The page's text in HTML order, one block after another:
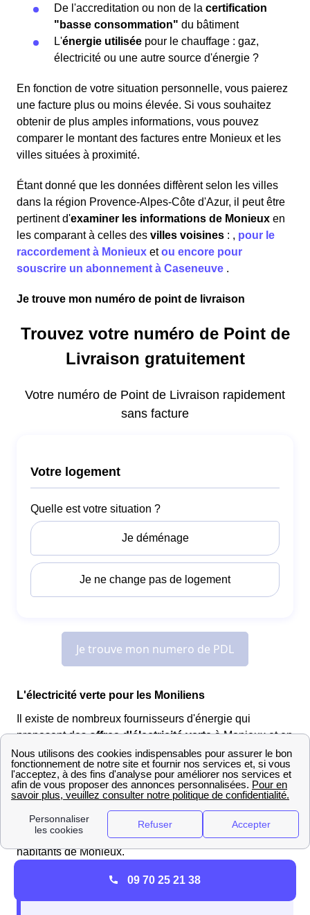
De l'accreditation ou non de la certification
"basse consommation" du bâtiment
L'énergie utilisée pour le chauffage : gaz,
électricité ou une autre source d'énergie ?
En fonction de votre situation personnelle, vous paierez
une facture plus ou moins élevée. Si vous souhaitez
obtenir de plus amples informations, vous pouvez
comparer le montant des factures entre Monieux et les
villes situées à proximité.
Étant donné que les données diffèrent selon les villes
dans la région Provence-Alpes-Côte d'Azur, il peut être
pertinent d'examiner les informations de Monieux en
les comparant à celles des villes voisines : , pour le
raccordement à Monieux etou encore pour
souscrire un abonnement à Caseneuve .
Je trouve mon numéro de point de livraison
L'électricité verte pour les Moniliens
Il existe de nombreux fournisseurs d'énergie qui
proposent desoffres d'électricité verteà Monieux et en
Provence-Alpes-Côte d'Azur. Certains d'entre eux, tels
qu'Enercoop ou encoreMint Énergiese sont
spécialisés dans ce domaine, mais les Moniliens
peuvent également se tourner vers des offres énergies
proposées par
ou encore TotalEnergies
Souscrire une offre verte est donc possible pour les
habitants de Monieux.
09 70 25 21 38